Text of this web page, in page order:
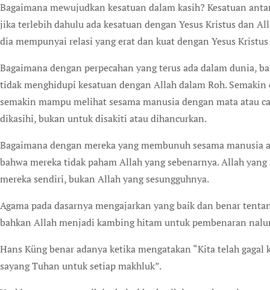
Bagaimana mewujudkan kesatuan dalam kasih? Kesatuan
jika terlebih dahulu ada kesatuan dengan Yesus Kristus dan
dia mempunyai relasi yang erat dan kuat dengan Yesus
Bagaimana dengan perpecahan yang terus ada dalam dunia,
tidak menghidupi kesatuan dengan Allah dalam Roh.
semakin mampu melihat sesama manusia dengan mata atau
dikasihi, bukan untuk disakiti atau dihancurkan.
Bagaimana dengan mereka yang membunuh sesama
bahwa mereka tidak paham Allah yang sebenarnya. Allah
mereka sendiri, bukan Allah yang sesungguhnya.
Agama pada dasarnya mengajarkan yang baik dan benar
bahkan Allah menjadi kambing hitam untuk pembenaran
Hans Küng benar adanya ketika mengatakan “Kita telah
sayang Tuhan untuk setiap makhluk”.